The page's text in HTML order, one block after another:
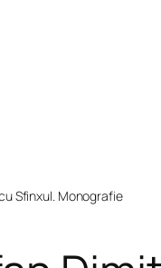
Sfinxul. Monografie